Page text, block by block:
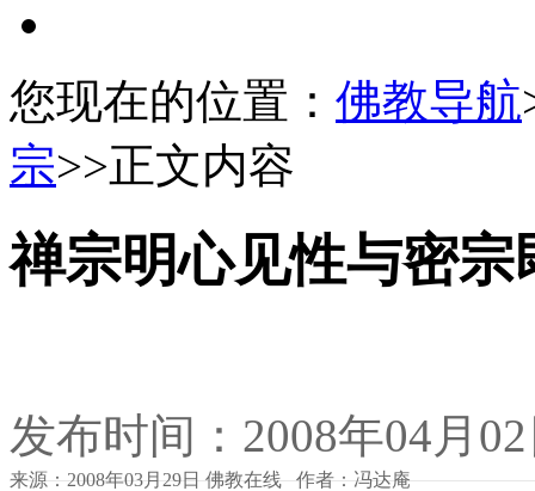
您现在的位置： 佛教导航
宗>>正文内容
禅宗明心见性与密宗
发布时间：2008年04月
来源：2008年03月29日 佛教在线 作者：冯达庵